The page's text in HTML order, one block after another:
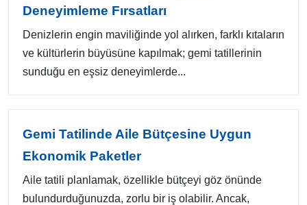
Deneyimleme Fırsatları
Denizlerin engin maviliğinde yol alırken, farklı kıtaların
ve kültürlerin büyüsüne kapılmak; gemi tatillerinin
sunduğu en eşsiz deneyimlerde...
Gemi Tatilinde Aile Bütçesine Uygun
Ekonomik Paketler
Aile tatili planlamak, özellikle bütçeyi göz önünde
bulundurduğunuzda, zorlu bir iş olabilir. Ancak,